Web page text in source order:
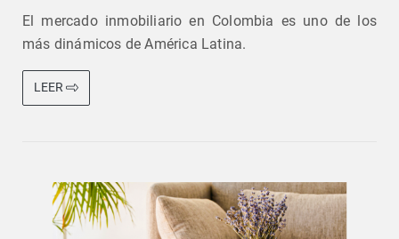
El mercado inmobiliario en Colombia es uno de los
más dinámicos de América Latina.
LEER